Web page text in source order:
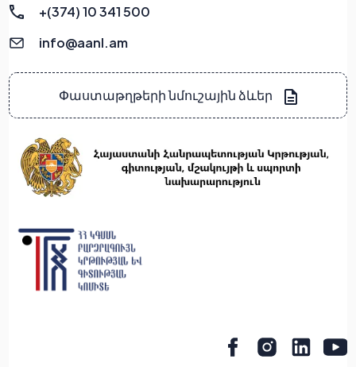
+(374) 10 341 500
info@aanl.am
Փաստաթղթերի նմուշային ձևեր